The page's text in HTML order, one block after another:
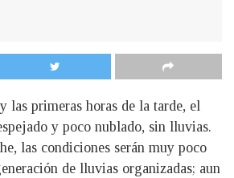
las primeras horas de la tarde, el
y poco nublado, sin lluvias.
las condiciones serán muy poco
de lluvias organizadas; aun